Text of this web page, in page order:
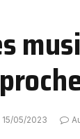
15/05/2023